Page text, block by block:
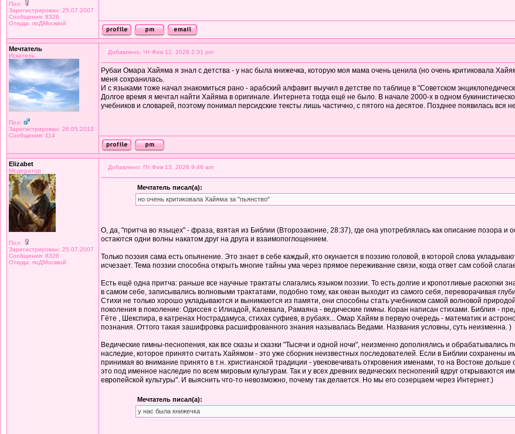
Пол:
Зарегистрирован: 25.07.2007
Сообщения: 8326
Откуда: поДМосквой
Мечтатель
Искатель
Пол:
Зарегистрирован: 26.05.2013
Сообщения: 114
Добавлено: Чт Фев 12, 2026 2:31 pm
Рубаи Омара Хайяма я знал с детства - у нас была книжечка, которую моя мама очень ценила (но очень критиковала
меня сохранилась.
И с языками тоже начал знакомиться рано - арабский алфавит выучил в детстве по таблице в "Советском
Долгое время я мечтал найти Хайяма в оригинале. Интернета тогда ещё не было. В начале 2000-х в одном
учебников и словарей, поэтому понимал персидские тексты лишь частично, с пятого на десятое. Позднее появилась
Elizabet
Модератор
Пол:
Зарегистрирован: 25.07.2007
Сообщения: 8326
Откуда: поДМосквой
Добавлено: Пт Фев 13, 2026 9:46 am
Мечтатель писал(а):
но очень критиковала Хайяма за "пьянство"
О, да, "притча во языцех" - фраза, взятая из Библии (Второзаконие, 28:37), где она употреблялась как описание позора и
остаются одни волны накатом друг на друга и взаимопоглощением.
Только поэзия сама есть опьянение. Это знает в себе каждый, кто окунается в поэзию головой, в которой слова
исчезает. Тема поэзии способна открыть многие тайны ума через прямое переживание связи, когда ответ сам собой
Есть ещё одна притча: раньше все научные трактаты слагались языком поэзии. То есть долгие и кропотливые раскопки
в самом себе, записывались волновыми трактатами, подобно тому, как океан выходит из самого себя, переворачивая
Стихи не только хорошо укладываются и вынимаются из памяти, они способны стать учебником самой волновой
поколения в поколение: Одиссея с Илиадой, Калевала, Рамаяна - ведические гимны. Коран написан стихами. Библия -
Гёте , Шекспира, в катренах Нострадамуса, стихах суфиев, в рубаях... Омар Хайям в первую очередь - математик и
познания. Оттого такая зашифровка расшифрованного знания называлась Ведами. Названия условны, суть неизменна. )
Ведические гимны-песнопения, как все сказы и сказки "Тысячи и одной ночи", неизменно дополнялись и
наследие, которое принято считать Хайямом - это уже сборник неизвестных последователей. Если в Библии сохранены
принимая во внимание принято в т.н. христианской традиции - увековечивать откровения именами, то на Востоке
это под именное наследие по всем мировым культурам. Так и у всех древних ведических песнопений вдруг открываются
европейской культуры". И выяснить что-то невозможно, почему так делается. Но мы его созерцаем через Интернет.)
Мечтатель писал(а):
у нас была книжечка